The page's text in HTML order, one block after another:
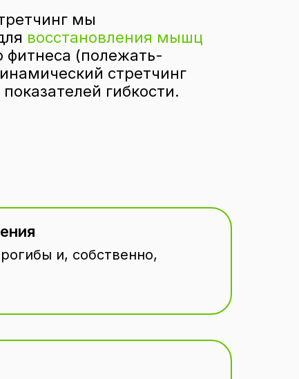
мы
восстановления мышц
фитнеса (полежать-
стретчинг
гибкости.
и, собственно,